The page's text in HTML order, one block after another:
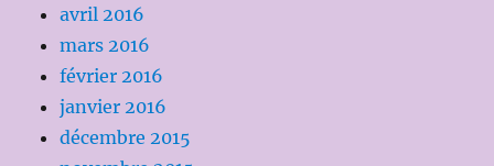
avril 2016
mars 2016
février 2016
janvier 2016
décembre 2015